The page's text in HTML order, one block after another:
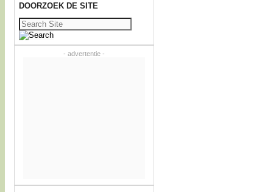
DOORZOEK DE SITE
Zoeken
naar:
- advertentie -